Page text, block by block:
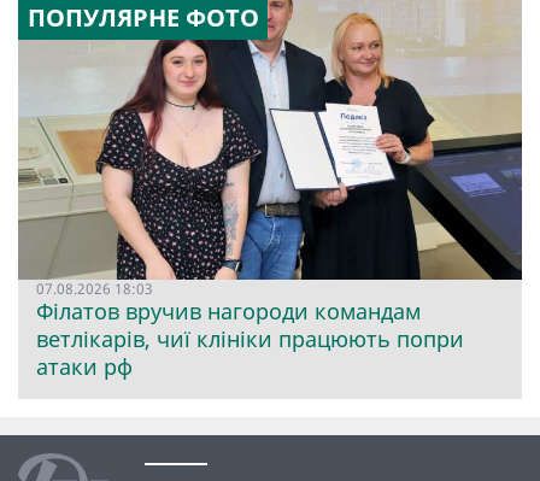
ПОПУЛЯРНЕ ФОТО
07.08.2026 18:03
Філатов вручив нагороди командам
ветлікарів, чиї клініки працюють попри
атаки рф